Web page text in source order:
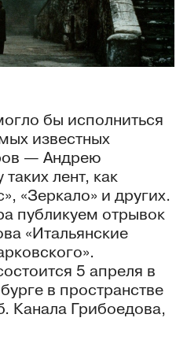
бы исполниться
известных
— Андрею
лент, как
«Зеркало» и других.
публикуем отрывок
«Итальянские
5 апреля в
в пространстве
Канала Грибоедова,